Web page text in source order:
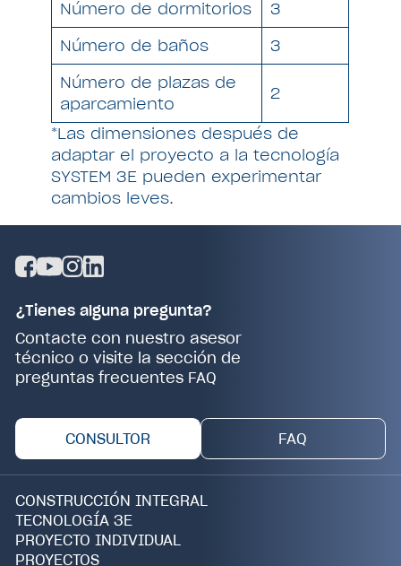
Número de dormitorios
3
Número de baños
3
Número de plazas de
aparcamiento
2
*Las dimensiones después de
adaptar el proyecto a la tecnología
SYSTEM 3E pueden experimentar
cambios leves.
CONSTRUCCIÓN INTEGRAL
TECNOLOGÍA 3E
PROYECTO INDIVIDUAL
PROYECTOS
¿Tienes alguna pregunta?
Contacte con nuestro asesor
técnico o visite la sección de
preguntas frecuentes FAQ
CONSULTOR FAQ